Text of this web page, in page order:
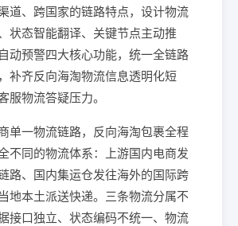
道、跨国家的链路特点，设计物流
状态智能翻译、关键节点主动推
动预警四大核心功能，统一全链路
补齐反向海淘物流信息透明化短
服物流答疑压力。
单一物流链路，反向海淘包裹全程
不同的物流体系：上游国内电商发
路、国内集运仓发往海外的国际跨
地本土派送快递。三条物流分属不
接口独立、状态编码不统一、物流